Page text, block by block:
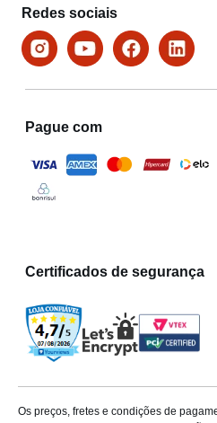
Redes sociais
Pague com
Certificados de segurança
Os preços, fretes e condições de